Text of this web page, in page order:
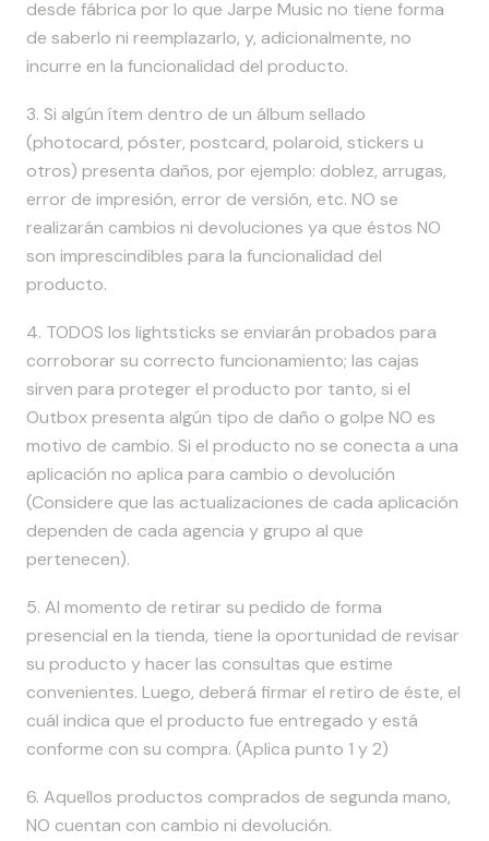
desde fábrica por lo que Jarpe Music no tiene forma
de saberlo ni reemplazarlo, y, adicionalmente, no
incurre en la funcionalidad del producto.
3. Si algún ítem dentro de un álbum sellado
(photocard, póster, postcard, polaroid, stickers u
otros) presenta daños, por ejemplo: doblez, arrugas,
error de impresión, error de versión, etc. NO se
realizarán cambios ni devoluciones ya que éstos NO
son imprescindibles para la funcionalidad del
producto.
4. TODOS los lightsticks se enviarán probados para
corroborar su correcto funcionamiento; las cajas
sirven para proteger el producto por tanto, si el
Outbox presenta algún tipo de daño o golpe NO es
motivo de cambio. Si el producto no se conecta a una
aplicación no aplica para cambio o devolución
(Considere que las actualizaciones de cada aplicación
dependen de cada agencia y grupo al que
pertenecen).
5. Al momento de retirar su pedido de forma
presencial en la tienda, tiene la oportunidad de revisar
su producto y hacer las consultas que estime
convenientes. Luego, deberá firmar el retiro de éste, el
cuál indica que el producto fue entregado y está
conforme con su compra. (Aplica punto 1 y 2)
6. Aquellos productos comprados de segunda mano,
NO cuentan con cambio ni devolución.